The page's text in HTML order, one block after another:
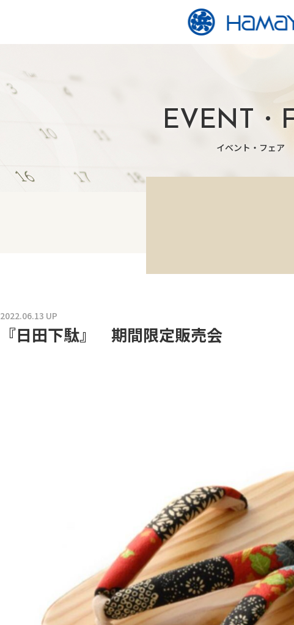
EVENT・
イベント・フェア
2022.06.13 UP
『日田下駄』 期間限定販売会